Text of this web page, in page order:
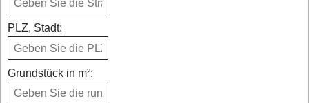
PLZ, Stadt:
Grundstück in m²: